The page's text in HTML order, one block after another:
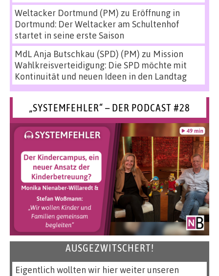
Weltacker Dortmund (PM) zu Eröffnung in
Dortmund: Der Weltacker am Schultenhof
startet in seine erste Saison
MdL Anja Butschkau (SPD) (PM) zu Mission
Wahlkreisverteidigung: Die SPD möchte mit
Kontinuität und neuen Ideen in den Landtag
„SYSTEMFEHLER“ – DER PODCAST #28
AUSGEZWITSCHERT!
Eigentlich wollten wir hier weiter unseren